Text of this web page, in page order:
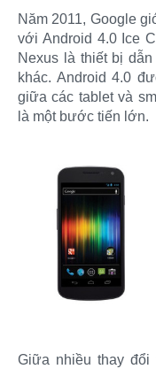
Năm 2011, Google
với Android 4.0 Ice
Nexus là thiết bị
khác. Android 4.0
giữa các tablet và
là một bước tiến lớn.
Giữa nhiều thay đổi